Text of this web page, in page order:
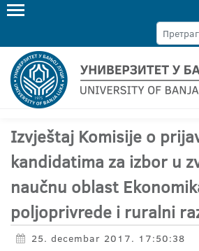
Izvještaj Komisije o
kandidatima za izbor u
naučnu oblast
poljoprivrede i ruralni
25. decembar 2017. 17:50:38